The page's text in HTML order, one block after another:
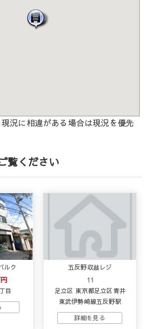
況に相違がある場合は現況を優先
覧ください
ルク
目
五反野収益レジ
11
足立区 東京都足立区青井
東武伊勢崎線五反野駅